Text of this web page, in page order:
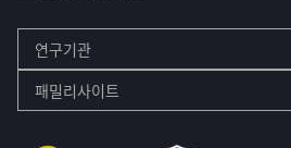
연구기관
패밀리사이트